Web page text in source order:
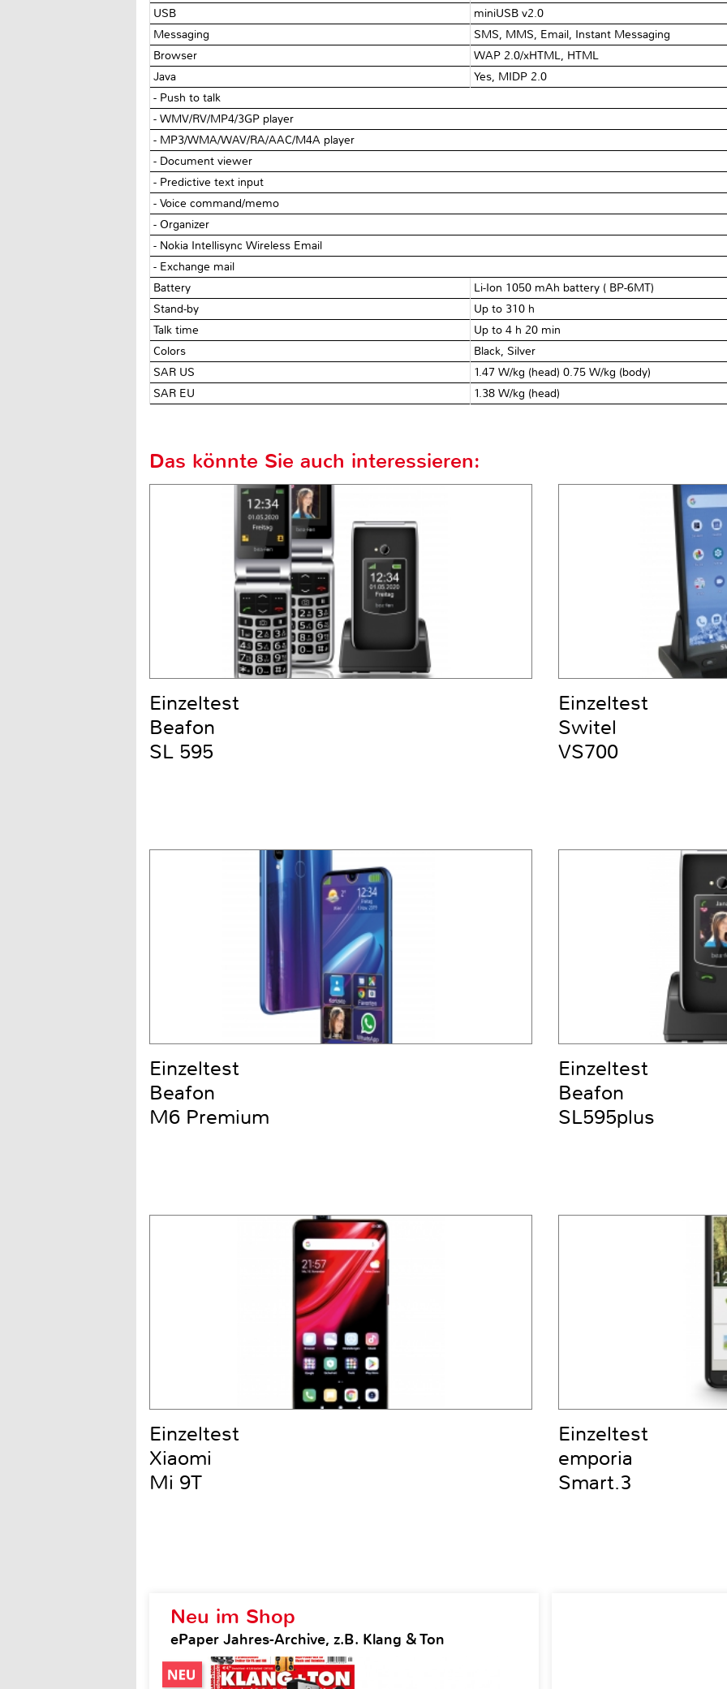
USB
miniUSB v2.0
Messaging
SMS, MMS, Email, Instant Messaging
Browser
WAP 2.0/xHTML, HTML
Java
Yes, MIDP 2.0
- Push to talk
- WMV/RV/MP4/3GP player
- MP3/WMA/WAV/RA/AAC/M4A player
- Document viewer
- Predictive text input
- Voice command/memo
- Organizer
- Nokia Intellisync Wireless Email
- Exchange mail
Battery
Li-Ion 1050 mAh battery ( BP-6MT)
Stand-by
Up to 310 h
Talk time
Up to 4 h 20 min
Colors
Black, Silver
SAR US
1.47 W/kg (head) 0.75 W/kg (body)
SAR EU
1.38 W/kg (head)
Neu im Shop
ePaper Jahres-Archive, z.B. Klang & Ton
Das könnte Sie auch interessieren:
Einzeltest
Beafon
SL 595
Einzeltest
Switel
VS700
Einzeltest
Beafon
M6 Premium
Einzeltest
Beafon
SL595plus
Einzeltest
Xiaomi
Mi 9T
Einzeltest
emporia
Smart.3